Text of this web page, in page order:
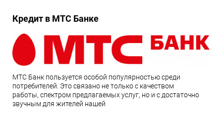
Кредит в МТС Банке
МТС Банк пользуется особой популярностью среди
потребителей. Это связано не только с качеством
работы, спектром предлагаемых услуг, но и с достаточно
звучным для жителей нашей